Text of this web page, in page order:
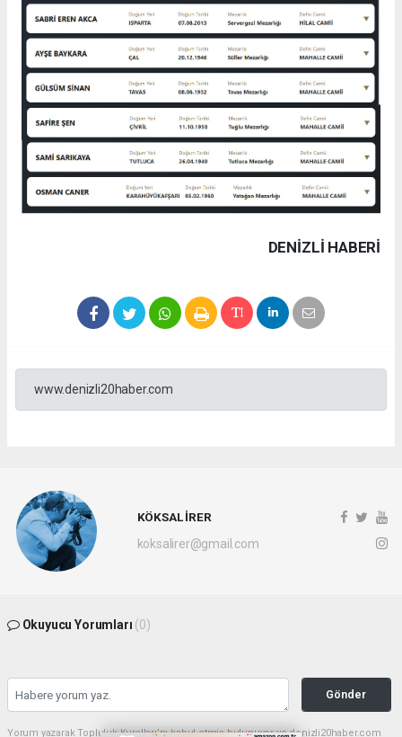
DENIZLI HABERİ
www.denizli20haber.com
KÖKSAL İRER
koksalirer@gmail.com
Okuyucu Yorumları (0)
Gönder
Yorum yazarak Topluluk Kuralları’nı kabul etmiş bulunuyor ve denizli20haber.com